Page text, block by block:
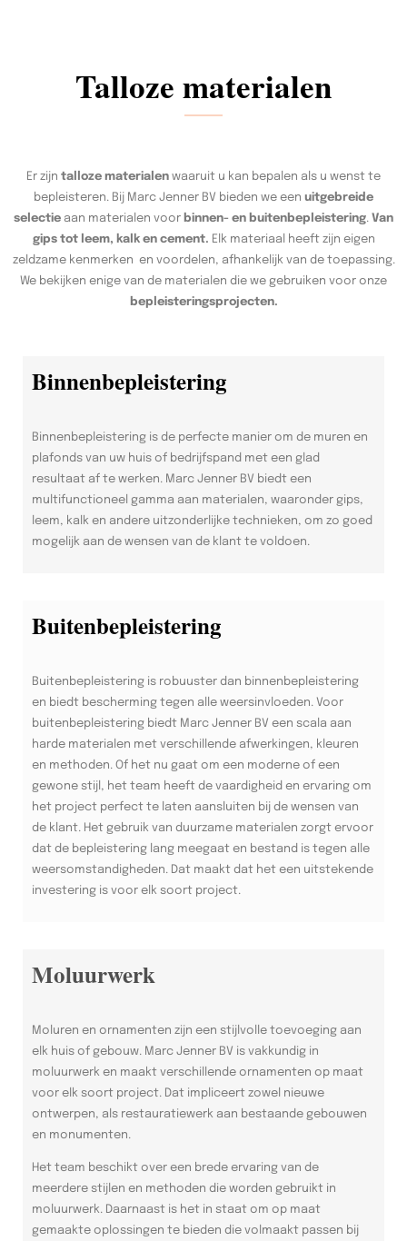
Talloze materialen
Er zijn talloze materialen waaruit u kan bepalen als u wenst te
bepleisteren. Bij Marc Jenner BV bieden we een uitgebreide
selectie aan materialen voor binnen- en buitenbepleistering. Van
gips tot leem, kalk en cement. Elk materiaal heeft zijn eigen
zeldzame kenmerken en voordelen, afhankelijk van de toepassing.
We bekijken enige van de materialen die we gebruiken voor onze
bepleisteringsprojecten.
Binnenbepleistering
Binnenbepleistering is de perfecte manier om de muren en
plafonds van uw huis of bedrijfspand met een glad
resultaat af te werken. Marc Jenner BV biedt een
multifunctioneel gamma aan materialen, waaronder gips,
leem, kalk en andere uitzonderlijke technieken, om zo goed
mogelijk aan de wensen van de klant te voldoen.
Buitenbepleistering
Buitenbepleistering is robuuster dan binnenbepleistering
en biedt bescherming tegen alle weersinvloeden. Voor
buitenbepleistering biedt Marc Jenner BV een scala aan
harde materialen met verschillende afwerkingen, kleuren
en methoden. Of het nu gaat om een moderne of een
gewone stijl, het team heeft de vaardigheid en ervaring om
het project perfect te laten aansluiten bij de wensen van
de klant. Het gebruik van duurzame materialen zorgt ervoor
dat de bepleistering lang meegaat en bestand is tegen alle
weersomstandigheden. Dat maakt dat het een uitstekende
investering is voor elk soort project.
Moluurwerk
Moluren en ornamenten zijn een stijlvolle toevoeging aan
elk huis of gebouw. Marc Jenner BV is vakkundig in
moluurwerk en maakt verschillende ornamenten op maat
voor elk soort project. Dat impliceert zowel nieuwe
ontwerpen, als restauratiewerk aan bestaande gebouwen
en monumenten.
Het team beschikt over een brede ervaring van de
meerdere stijlen en methoden die worden gebruikt in
moluurwerk. Daarnaast is het in staat om op maat
gemaakte oplossingen te bieden die volmaakt passen bij